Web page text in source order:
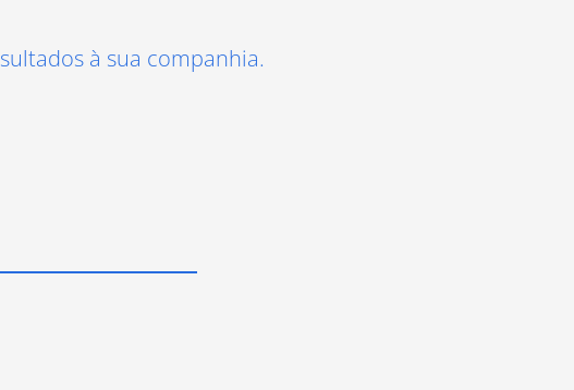
à sua companhia.